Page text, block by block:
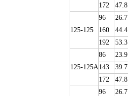
172
47.8
125-125
96
26.7
160
44.4
192
53.3
125-125A
86
23.9
143
39.7
172
47.8
96
26.7